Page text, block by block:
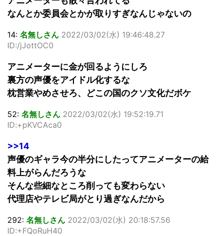
なんとか委員会とかが取りすぎなんじゃないの
14: 名無しさん 2022/03/02(水) 19:46:48.27
ID:/jJottOC0
アニメーターに金が回るようにしろ
裏方の声優をアイドル化するな
枕営業やめさせろ、どこの国のクソ文化だボケ
52: 名無しさん 2022/03/02(水) 19:52:19.71
ID:+pKVCAca0
>>14
声優のギャラ今の半分にしたってアニメーターの給
料上がらんだろうな
そんな些細なところ削っても変わらない
代理店やテレビ局がとり過ぎなんだから
292: 名無しさん 2022/03/02(水) 20:18:57.56
ID:+FQoRuH40